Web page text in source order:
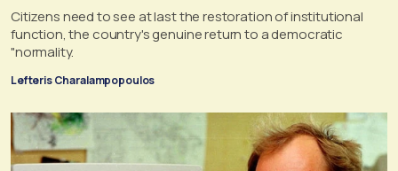
Citizens need to see at last the restoration of institutional
function, the country's genuine return to a democratic
"normality.
Lefteris Charalampopoulos